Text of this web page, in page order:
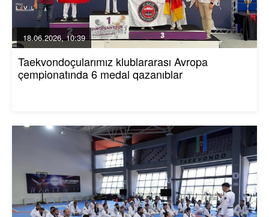
18.06.2026, 10:39
Taekvondoçularımız klublararası Avropa
çempionatında 6 medal qazanıblar